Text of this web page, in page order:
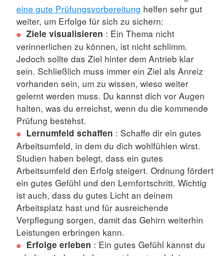
eine gute Prüfungsvorbereitung helfen sehr gut
weiter, um Erfolge für sich zu sichern:
Ziele visualisieren : Ein Thema nicht
verinnerlichen zu können, ist nicht schlimm.
Jedoch sollte das Ziel hinter dem Antrieb klar
sein. Schließlich muss immer ein Ziel als Anreiz
vorhanden sein, um zu wissen, wieso weiter
gelernt werden muss. Du kannst dich vor Augen
halten, was du erreichst, wenn du die kommende
Prüfung bestehst.
Lernumfeld schaffen : Schaffe dir ein gutes
Arbeitsumfeld, in dem du dich wohlfühlen wirst.
Studien haben belegt, dass ein gutes
Arbeitsumfeld den Erfolg steigert. Ordnung fördert
ein gutes Gefühl und den Lernfortschritt. Wichtig
ist auch, dass du gutes Licht an deinem
Arbeitsplatz hast und für ausreichende
Verpflegung sorgen, damit das Gehirn weiterhin
Leistungen erbringen kann.
Erfolge erleben : Ein gutes Gefühl kannst du